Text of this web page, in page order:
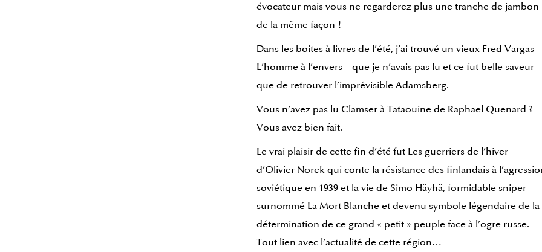
évocateur mais vous ne regarderez plus une tranche de jambon
de la même façon !
Dans les boites à livres de l’été, j’ai trouvé un vieux Fred Vargas –
L’homme à l’envers – que je n’avais pas lu et ce fut belle saveur
que de retrouver l’imprévisible Adamsberg.
Vous n’avez pas lu Clamser à Tataouine de Raphaël Quenard ?
Vous avez bien fait.
Le vrai plaisir de cette fin d’été fut Les guerriers de l’hiver
d’Olivier Norek qui conte la résistance des finlandais à
soviétique en 1939 et la vie de Simo Häyhä, formidable sniper
surnommé La Mort Blanche et devenu symbole légendaire de la
détermination de ce grand « petit » peuple face à l’ogre russe.
Tout lien avec l’actualité de cette région…